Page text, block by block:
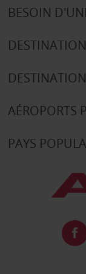
BESOIN
AÉROPORTS
PAYS